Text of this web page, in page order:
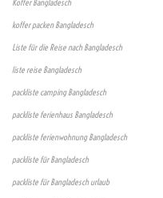
Koffer Bangladesch
koffer packen Bangladesch
Liste für die Reise nach Bangladesch
liste reise Bangladesch
packliste camping Bangladesch
packliste ferienhaus Bangladesch
packliste ferienwohnung Bangladesch
packliste für Bangladesch
packliste für Bangladesch urlaub